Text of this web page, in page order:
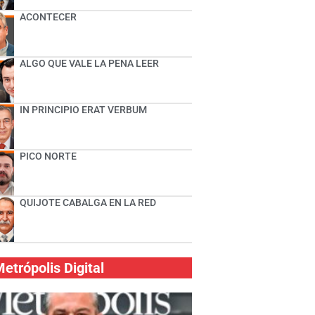
ACONTECER
ALGO QUE VALE LA PENA LEER
IN PRINCIPIO ERAT VERBUM
PICO NORTE
QUIJOTE CABALGA EN LA RED
Digital